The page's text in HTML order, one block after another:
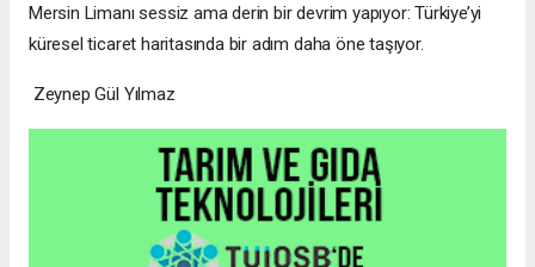
Mersin Limanı sessiz ama derin bir devrim yapıyor: Türkiye’yi
küresel ticaret haritasında bir adım daha öne taşıyor.
Zeynep Gül Yılmaz